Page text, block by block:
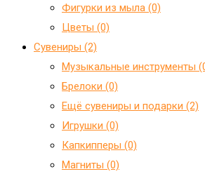
Фигурки из мыла (0)
Цветы (0)
Сувениры (2)
Mузыкальные инструменты
Брелоки (0)
Ещё сувениры и подарки (2)
Игрушки (0)
Капкипперы (0)
Магниты (0)